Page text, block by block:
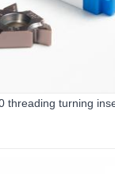
threading turning